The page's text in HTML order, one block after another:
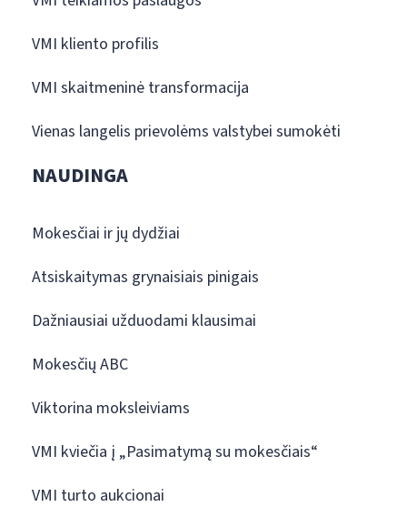
VMI kliento profilis
VMI skaitmeninė transformacija
Vienas langelis prievolėms valstybei sumokėti
NAUDINGA
Mokesčiai ir jų dydžiai
Atsiskaitymas grynaisiais pinigais
Dažniausiai užduodami klausimai
Mokesčių ABC
Viktorina moksleiviams
VMI kviečia į „Pasimatymą su mokesčiais“
VMI turto aukcionai